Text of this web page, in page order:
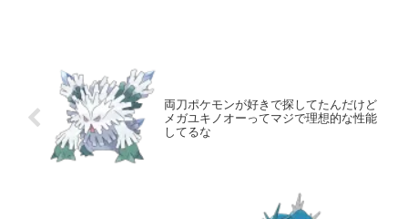
両刀ポケモンが好きで探してたんだけど
メガユキノオーってマジで理想的な性能
してるな